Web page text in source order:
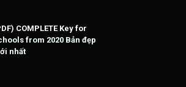
COMPLETE Key for
from 2020 Bản đẹp
nhất